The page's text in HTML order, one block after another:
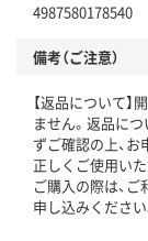
4987580178540
備考（ご注意）
【返品について
ません。返品につ
ずご確認の上、お
正しくご使用い
ご購入の際は、ご
申し込みください